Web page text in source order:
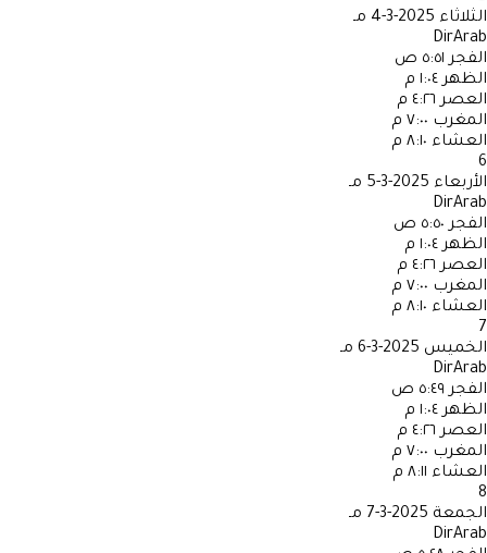
الثلاثاء 2025-3-4 مـ
DirArab
الفجر ٥:٥١ ص
الظهر ١:٠٤ م
العصر ٤:٢٦ م
المغرب ٧:٠٠ م
العشاء ٨:١٠ م
6
الأربعاء 2025-3-5 مـ
DirArab
الفجر ٥:٥٠ ص
الظهر ١:٠٤ م
العصر ٤:٢٦ م
المغرب ٧:٠٠ م
العشاء ٨:١٠ م
7
الخميس 2025-3-6 مـ
DirArab
الفجر ٥:٤٩ ص
الظهر ١:٠٤ م
العصر ٤:٢٦ م
المغرب ٧:٠٠ م
العشاء ٨:١١ م
8
الجمعة 2025-3-7 مـ
DirArab